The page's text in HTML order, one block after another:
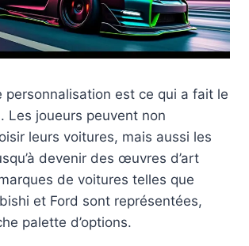
personnalisation est ce qui a fait le
Les joueurs peuvent non
leurs voitures, mais aussi les
devenir des œuvres d’art
de voitures telles que
et Ford sont représentées,
palette d’options.